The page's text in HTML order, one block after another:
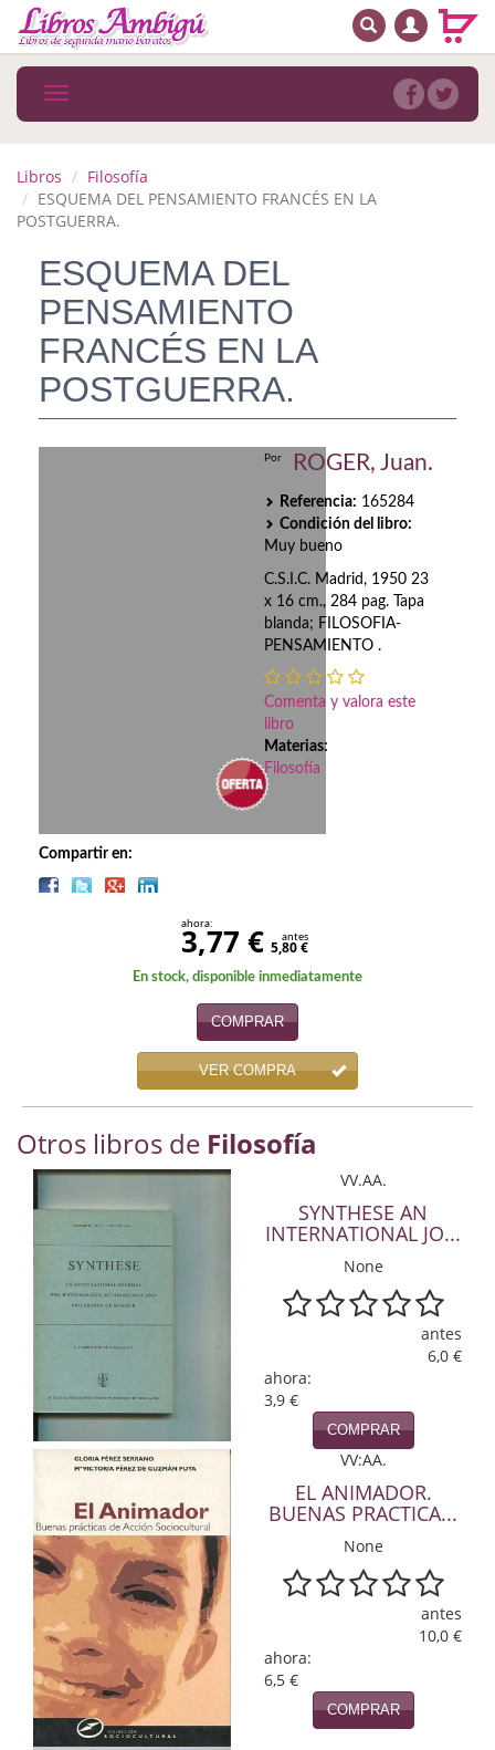
MENÚ PRINCIPAL
Novedades
MATERIAS
Arte
Astrología. Ocultismo
Autoayuda. Conocimiento personal
Autoayuda. Crecimiento personal
Biografía
Ensayo literario
Física y Química
Física y química
Infantil y juvenil
Infantil y juvenil. Nuevo!!
Infantil y juvenil. Nuevo!!!
Literatura fantástica
Literatura hispanoamericana
BUSCAR
Toggle
navigation
Libros
Filosofía
ESQUEMA DEL PENSAMIENTO FRANCÉS EN LA
POSTGUERRA.
ESQUEMA DEL
PENSAMIENTO
FRANCÉS EN LA
POSTGUERRA.
Compartir en:
Por ROGER, Juan.
Referencia: 165284
Condición del libro:
Muy bueno
C.S.I.C. Madrid, 1950 23
x 16 cm., 284 pag. Tapa
blanda; FILOSOFIA-
PENSAMIENTO .
Comenta y valora este
libro
Materias:
Filosofía
ahora:
3,77 € antes
5,80 €
En stock, disponible inmediatamente
COMPRAR
VER COMPRA
Otros libros de Filosofía
VV.AA.
SYNTHESE AN
INTERNATIONAL JO...
None
antes
6,0 €
ahora:
3,9 €
COMPRAR
VV:AA.
EL ANIMADOR.
BUENAS PRACTICA...
None
antes
10,0 €
ahora:
6,5 €
COMPRAR